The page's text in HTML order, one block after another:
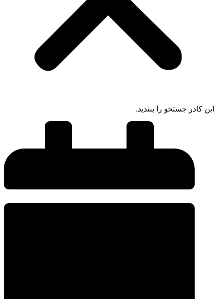
جستجو را ببندید.